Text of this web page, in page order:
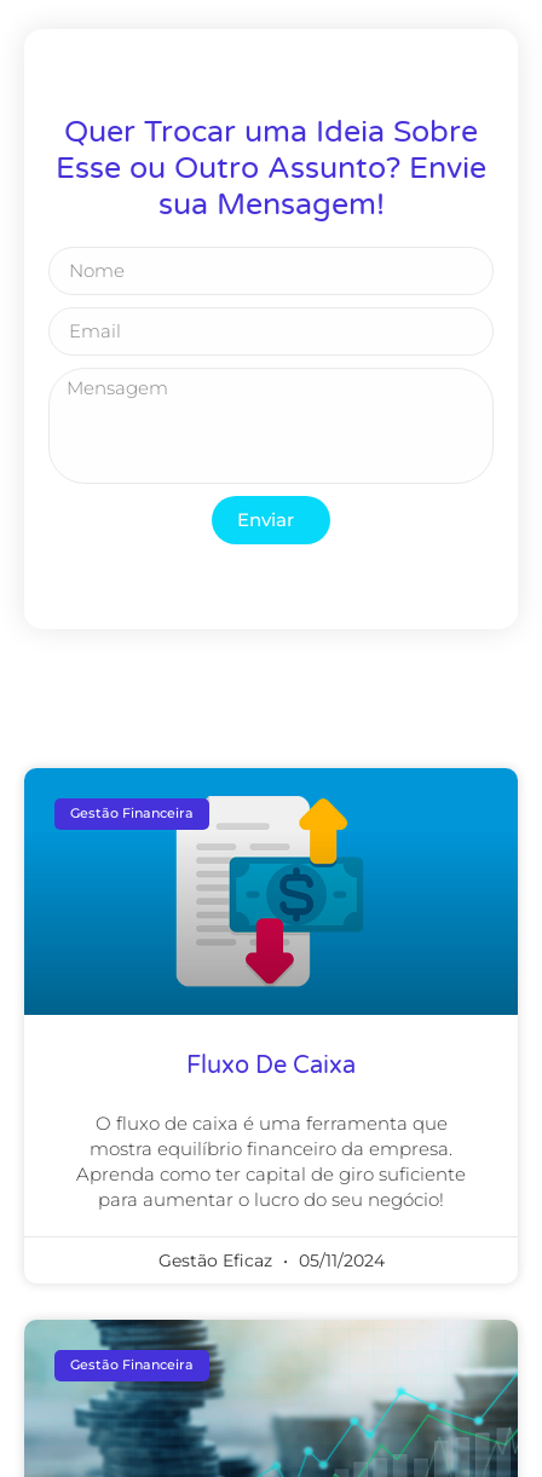
Quer Trocar uma Ideia Sobre
Esse ou Outro Assunto? Envie
sua Mensagem!
Enviar
Gestão Financeira
Fluxo De Caixa
O fluxo de caixa é uma ferramenta que
mostra equilíbrio financeiro da empresa.
Aprenda como ter capital de giro suficiente
para aumentar o lucro do seu negócio!
Gestão Eficaz 05/11/2024
Gestão Financeira